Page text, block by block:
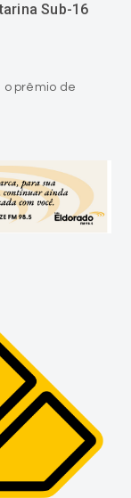
Sub-16
o prêmio de